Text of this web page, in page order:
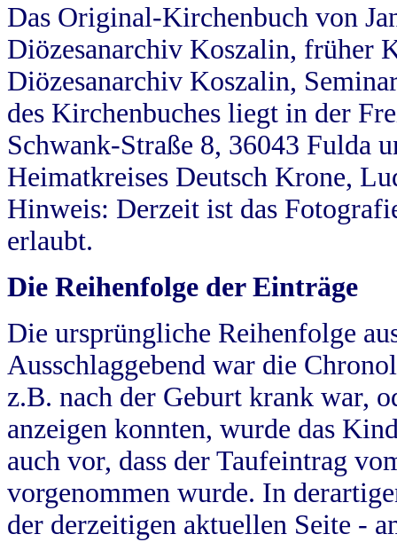
Das Original-Kirchenbuch von
Diözesanarchiv Koszalin, früher
Diözesanarchiv Koszalin,
des Kirchenbuches liegt in der
Schwank-Straße 8, 36043 Fulda
Heimatkreises Deutsch Krone,
Hinweis: Derzeit ist das
erlaubt.
Die Reihenfolge der Einträge
Die ursprüngliche Reihenfolge
Ausschlaggebend war die
z.B. nach der Geburt krank war,
anzeigen konnten, wurde das
auch vor, dass der Taufeintrag
vorgenommen wurde. In
der derzeitigen aktuellen Seite -